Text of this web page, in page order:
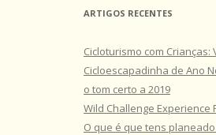
ARTIGOS RECENTES
Cicloturismo com Crianças:
Cicloescapadinha de Ano
o tom certo a 2019
Wild Challenge Experience
O que é que tens